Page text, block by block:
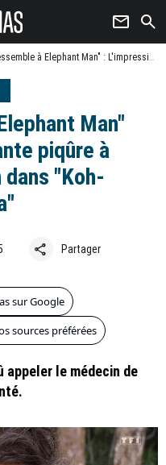
newsletter search
à Elephant Man" : L'impressionnante piqûre à l'oeil d'Esteban dans "Koh-Lanta"
Man"
piqûre à
"Koh-
share Partager
sur Google
sources préférées
appeler le médecin de